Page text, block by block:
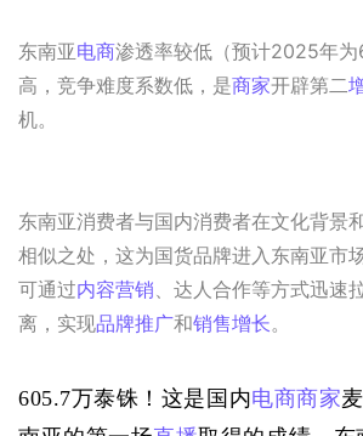
东南亚电商渗透率较低（预计2025年为
高，竞争难度系数低，是商家开辟第二
机。
东南亚消费者与国内消费者在文化背景
相似之处，这为国货品牌进入东南亚市
可通过内容营销、达人合作等方式迅速
离，实现品牌推广和销售增长。
605.7万泰铢！这是国内电商商家